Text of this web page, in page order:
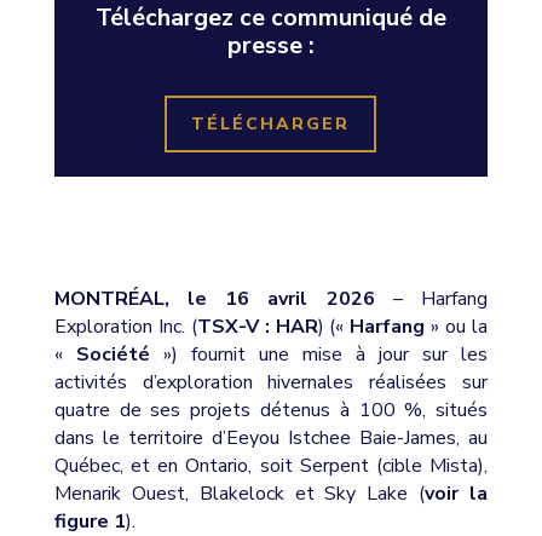
Téléchargez ce communiqué de
presse :
TÉLÉCHARGER
MONTRÉAL, le 16 avril 2026 – Harfang
Exploration Inc. (TSX-V : HAR) (« Harfang » ou la
« Société ») fournit une mise à jour sur les
activités d’exploration hivernales réalisées sur
quatre de ses projets détenus à 100 %, situés
dans le territoire d’Eeyou Istchee Baie-James, au
Québec, et en Ontario, soit Serpent (cible Mista),
Menarik Ouest, Blakelock et Sky Lake (voir la
figure 1).